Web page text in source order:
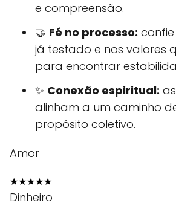
e compreensão.
🤝 Fé no processo:
já testado e nos valores
para encontrar
✨ Conexão espiritual:
alinham a um caminho
propósito coletivo.
Amor
★★★★★
Dinheiro